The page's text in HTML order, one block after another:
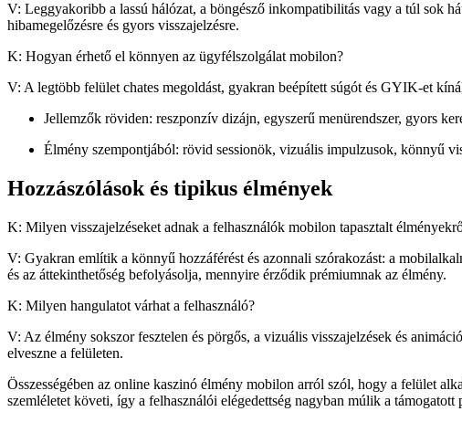
V: Leggyakoribb a lassú hálózat, a böngésző inkompatibilitás vagy a túl sok
hibamegelőzésre és gyors visszajelzésre.
K: Hogyan érhető el könnyen az ügyfélszolgálat mobilon?
V: A legtöbb felület chates megoldást, gyakran beépített súgót és GYIK-et
Jellemzők röviden: reszponzív dizájn, egyszerű menürendszer, gyors
Élmény szempontjából: rövid sessionök, vizuális impulzusok, könnyű
Hozzászólások és tipikus élmények
K: Milyen visszajelzéseket adnak a felhasználók mobilon tapasztalt
V: Gyakran említik a könnyű hozzáférést és azonnali szórakozást: a
és az áttekinthetőség befolyásolja, mennyire érződik prémiumnak az élmény.
K: Milyen hangulatot várhat a felhasználó?
V: Az élmény sokszor fesztelen és pörgős, a vizuális visszajelzések és
elveszne a felületen.
Összességében az online kaszinó élmény mobilon arról szól, hogy a felület
szemléletet követi, így a felhasználói elégedettség nagyban múlik a